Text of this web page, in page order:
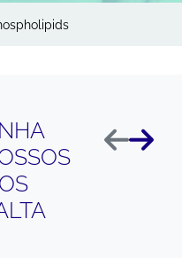
Anterior